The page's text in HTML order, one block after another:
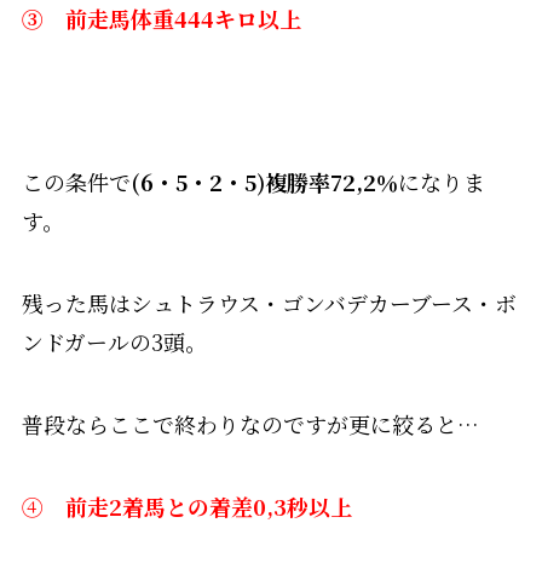
③ 前走馬体重444キロ以上
この条件で(6・5・2・5)複勝率72,2％になりま
す。
残った馬はシュトラウス・ゴンバデカーブース・ボ
ンドガールの3頭。
普段ならここで終わりなのですが更に絞ると…
④ 前走2着馬との着差0,3秒以上